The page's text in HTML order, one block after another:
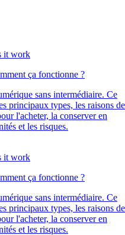
ça fonctionne ?
sans intermédiaire. Ce
principaux types, les raisons de
l'acheter, la conserver en
et les risques.
ça fonctionne ?
sans intermédiaire. Ce
principaux types, les raisons de
l'acheter, la conserver en
et les risques.